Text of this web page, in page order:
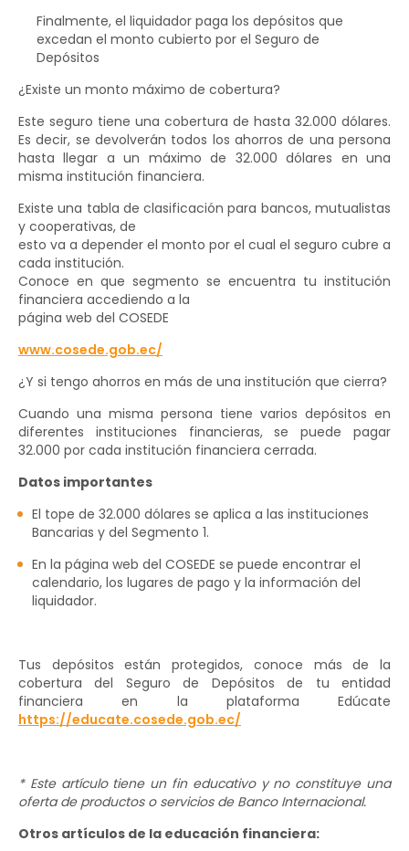
Finalmente, el liquidador paga los depósitos que
excedan el monto cubierto por el Seguro de
Depósitos
¿Existe un monto máximo de cobertura?
Este seguro tiene una cobertura de hasta 32.000 dólares.
Es decir, se devolverán todos los ahorros de una persona
hasta llegar a un máximo de 32.000 dólares en una
misma institución financiera.
Existe una tabla de clasificación para bancos, mutualistas
y cooperativas, de
esto va a depender el monto por el cual el seguro cubre a
cada institución.
Conoce en que segmento se encuentra tu institución
financiera accediendo a la
página web del COSEDE
www.cosede.gob.ec/
¿Y si tengo ahorros en más de una institución que cierra?
Cuando una misma persona tiene varios depósitos en
diferentes instituciones financieras, se puede pagar
32.000 por cada institución financiera cerrada.
Datos importantes
El tope de 32.000 dólares se aplica a las instituciones
Bancarias y del Segmento 1.
En la página web del COSEDE se puede encontrar el
calendario, los lugares de pago y la información del
liquidador.
Tus depósitos están protegidos, conoce más de la
cobertura del Seguro de Depósitos de tu entidad
financiera en la plataforma Edúcate
https://educate.cosede.gob.ec/
* Este artículo tiene un fin educativo y no constituye una
oferta de productos o servicios de Banco Internacional.
Otros artículos de la educación financiera: